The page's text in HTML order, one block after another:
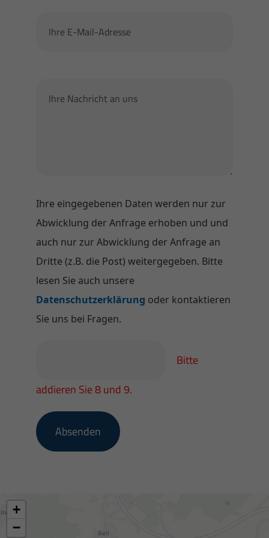
Ihre eingegebenen Daten werden nur zur
Abwicklung der Anfrage erhoben und und
auch nur zur Abwicklung der Anfrage an
Dritte (z.B. die Post) weitergegeben. Bitte
lesen Sie auch unsere
Datenschutzerklärung oder kontaktieren
Sie uns bei Fragen.
Bitte
addieren Sie 8 und 9.
Absenden
+
−